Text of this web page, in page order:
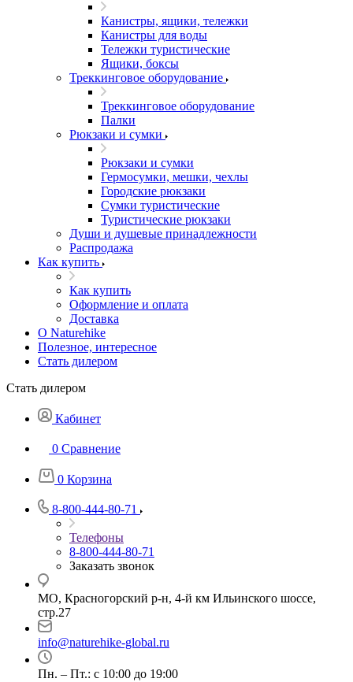
Канистры, ящики, тележки
Канистры для воды
Тележки туристические
Ящики, боксы
Треккинговое оборудование
Треккинговое оборудование
Палки
Рюкзаки и сумки
Рюкзаки и сумки
Гермосумки, мешки, чехлы
Городские рюкзаки
Сумки туристические
Туристические рюкзаки
Души и душевые принадлежности
Распродажа
Как купить
Как купить
Оформление и оплата
Доставка
О Naturehike
Полезное, интересное
Стать дилером
Стать дилером
Кабинет
0 Сравнение
0 Корзина
8-800-444-80-71
Телефоны
8-800-444-80-71
Заказать звонок
МО, Красногорский р-н, 4-й км Ильинского шоссе,
стр.27
info@naturehike-global.ru
Пн. – Пт.: с 10:00 до 19:00